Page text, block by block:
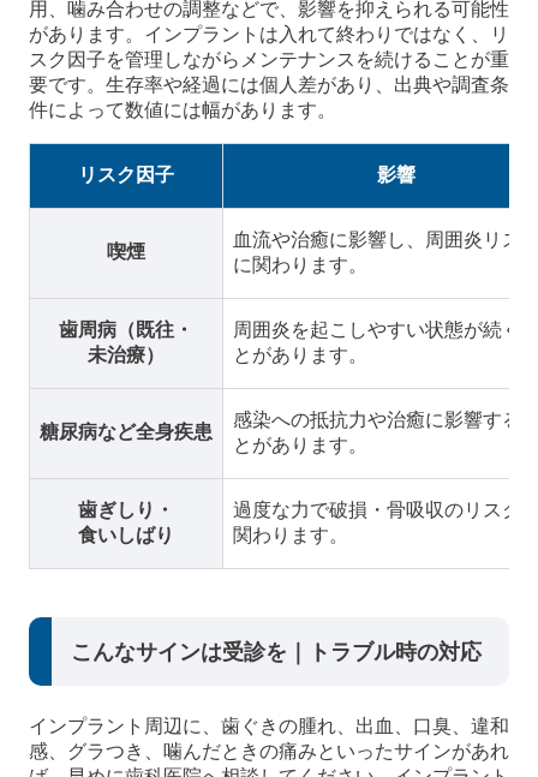
用、噛み合わせの調整などで、影響を抑えられる可能性
があります。インプラントは入れて終わりではなく、リ
スク因子を管理しながらメンテナンスを続けることが重
要です。生存率や経過には個人差があり、出典や調査条
件によって数値には幅があります。
リスク因子 影響
喫煙
血流や治癒に影響し、周囲炎リス
に関わります。
歯周病（既往・
未治療）
周囲炎を起こしやすい状態が続く
とがあります。
糖尿病など全身疾患
感染への抵抗力や治癒に影響する
とがあります。
歯ぎしり・
食いしばり
過度な力で破損・骨吸収のリスク
関わります。
こんなサインは受診を｜トラブル時の対応
インプラント周辺に、歯ぐきの腫れ、出血、口臭、違和
感、グラつき、噛んだときの痛みといったサインがあれ